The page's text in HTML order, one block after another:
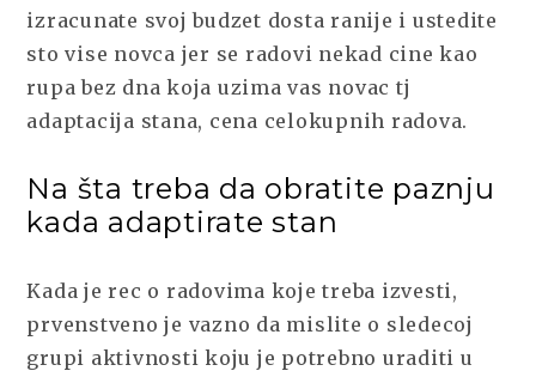
izracunate svoj budzet dosta ranije i ustedite
sto vise novca jer se radovi nekad cine kao
rupa bez dna koja uzima vas novac tj
adaptacija stana, cena celokupnih radova.
Na šta treba da obratite paznju
kada adaptirate stan
Kada je rec o radovima koje treba izvesti,
prvenstveno je vazno da mislite o sledecoj
grupi aktivnosti koju je potrebno uraditi u